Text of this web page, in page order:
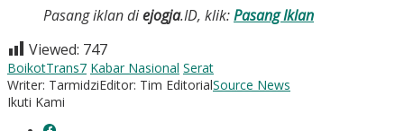
Pasang iklan diejogja.ID, klik:Pasang Iklan
Viewed: 747
BoikotTrans7 Kabar Nasional Serat
Writer: TarmidziEditor: Tim EditorialSource News
Ikuti Kami